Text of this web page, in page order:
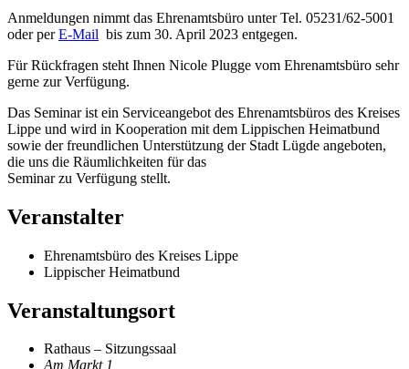
Anmeldungen nimmt das Ehrenamtsbüro unter Tel. 05231/62-5001
oder perE-Mail bis zum 30. April 2023 entgegen.
Für Rückfragen steht Ihnen Nicole Plugge vom Ehrenamtsbüro sehr
gerne zur Verfügung.
Das Seminar ist ein Serviceangebot des Ehrenamtsbüros des Kreises
Lippe und wird in Kooperation mit dem Lippischen Heimatbund
sowie der freundlichen Unterstützung der Stadt Lügde angeboten,
die uns die Räumlichkeiten für das
Seminar zu Verfügung stellt.
Veranstalter
Ehrenamtsbüro des Kreises Lippe
Lippischer Heimatbund
Veranstaltungsort
Rathaus – Sitzungssaal
Am Markt 1